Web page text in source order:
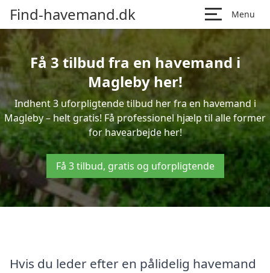
Find-havemand.dk Menu
Få 3 tilbud fra en havemand i
Magleby her!
Indhent 3 uforpligtende tilbud her fra en havemand i
Magleby – helt gratis! Få professionel hjælp til alle former
for havearbejde her!
Få 3 tilbud, gratis og uforpligtende
Hvis du leder efter en pålidelig havemand